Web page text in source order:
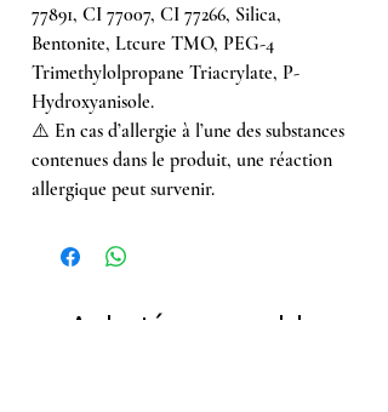
77891, CI 77007, CI 77266, Silica,
Bentonite, Ltcure TMO, PEG-4
Trimethylolpropane Triacrylate, P-
Hydroxyanisole.
⚠️ En cas d’allergie à l’une des substances
contenues dans le produit, une réaction
allergique peut survenir.
Achetés ensemble